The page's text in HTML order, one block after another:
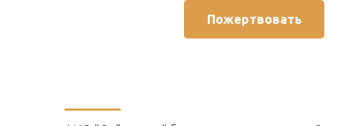
Пожертвовать